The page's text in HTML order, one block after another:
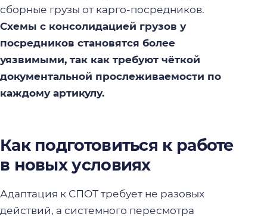
сборные грузы от карго-посредников.
Схемы с консолидацией грузов у
посредников становятся более
уязвимыми, так как требуют чёткой
документальной прослеживаемости по
каждому артикулу.
Как подготовиться к работе
в новых условиях
Адаптация к СПОТ требует не разовых
действий, а системного пересмотра